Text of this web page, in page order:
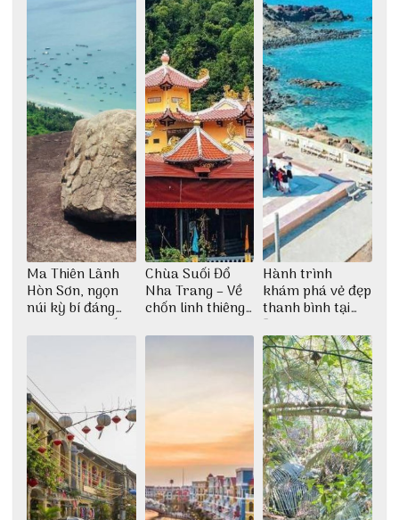
Ma Thiên Lãnh
Hòn Sơn, ngọn
núi kỳ bí đáng
khám phá nhất
Chùa Suối Đổ
Nha Trang – Về
chốn linh thiêng
thiền định
Hành trình
khám phá vẻ đẹp
thanh bình tại
Đảo Phú Quý